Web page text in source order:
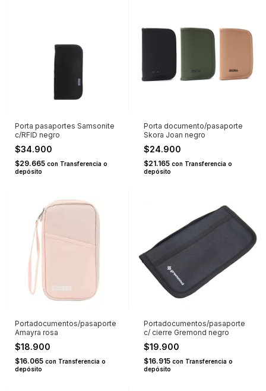
Porta pasaportes Samsonite
c/RFID negro
$34.900
$29.665 con Transferencia o
depósito
Porta documento/pasaporte
Skora Joan negro
$24.900
$21.165 con Transferencia o
depósito
Portadocumentos/pasaporte
Amayra rosa
$18.900
$16.065 con Transferencia o
depósito
Portadocumentos/pasaporte
c/ cierre Gremond negro
$19.900
$16.915 con Transferencia o
depósito